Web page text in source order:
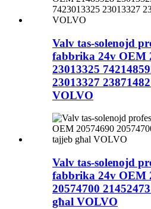
Valv tas-solenojd
fabbrika 24v OEM
23013325
23013327
VOLVO
Valv tas-solenojd
fabbrika 24v OEM
20574700
għal VOLVO